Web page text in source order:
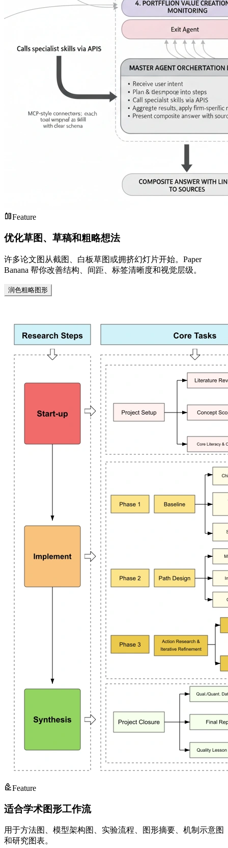
Feature
优化草图、草稿和粗略想法
许多论文图从截图、白板草图或拥挤幻灯片开始。Paper
Banana 帮你改善结构、间距、标签清晰度和视觉层级。
润色粗略图形
Feature
适合学术图形工作流
用于方法图、模型架构图、实验流程、图形摘要、机制示意图
和研究图表。